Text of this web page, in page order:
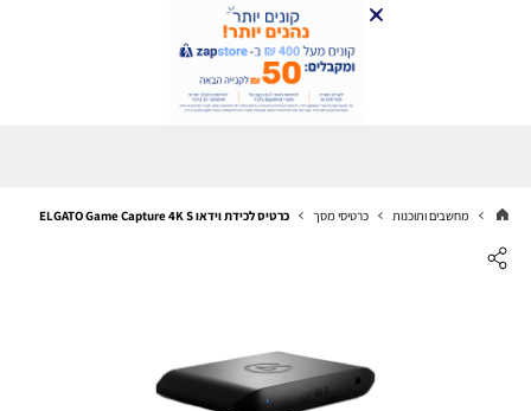
מחשבים ותוכנות כרטיסי מסך כרטיס לכידת וידאו ELGATO Game Capture 4K S